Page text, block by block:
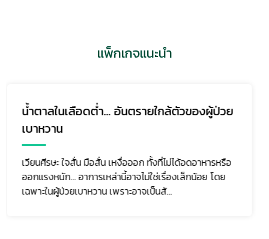
แพ็กเกจแนะนำ
มะเร็งถุงน้ำดี (Gallbladder Cancer) ภัย
เงียบที่ตรวจพบช้า แต่ป้องกันและรับมือได้ หาก
รู้เท่าทัน
มะเร็งถุงน้ำดีเป็นมะเร็งที่พบไม่บ่อยเมื่อเทียบกับมะเร็งชนิด
อื่น แต่มีความรุนแรงสูง เนื่องจากในระยะแรกมักไม่มีอาการ